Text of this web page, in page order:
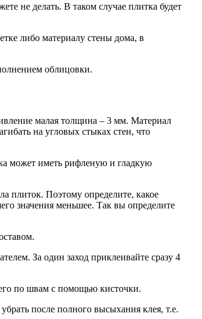
не делать. В таком случае плитка будет
либо материалу стены дома, в
облицовки.
малая толщина – 3 мм. Материал
на угловых стыках стен, что
может иметь рифленую и гладкую
плиток. Поэтому определите, какое
значения меньшее. Так вы определите
За один заход приклеивайте сразу 4
по швам с помощью кисточки.
после полного высыхания клея, т.е.